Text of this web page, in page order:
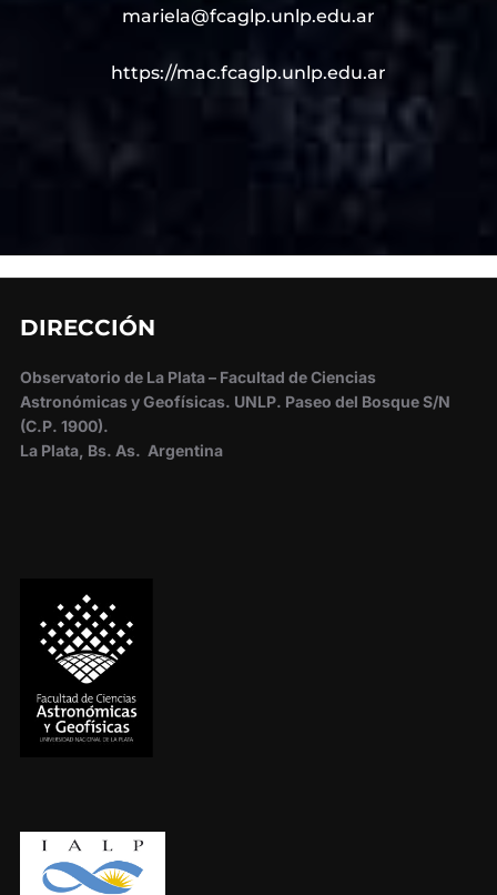
mariela@fcaglp.unlp.edu.ar
https://mac.fcaglp.unlp.edu.ar
DIRECCIÓN
Observatorio de La Plata – Facultad de Ciencias
Astronómicas y Geofísicas. UNLP. Paseo del Bosque S/N
(C.P. 1900).
La Plata, Bs. As. Argentina